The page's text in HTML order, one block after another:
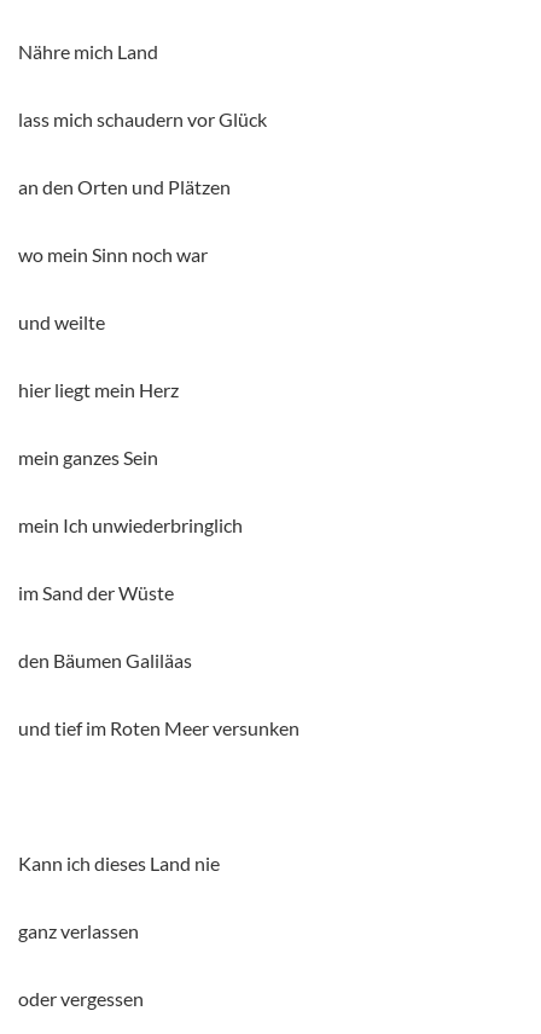
Nähre mich Land
lass mich schaudern vor Glück
an den Orten und Plätzen
wo mein Sinn noch war
und weilte
hier liegt mein Herz
mein ganzes Sein
mein Ich unwiederbringlich
im Sand der Wüste
den Bäumen Galiläas
und tief im Roten Meer versunken
Kann ich dieses Land nie
ganz verlassen
oder vergessen